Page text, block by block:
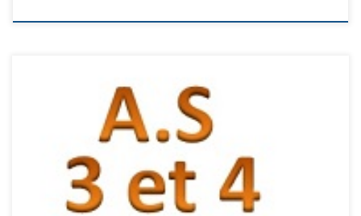
Viviez, boulodrome du Crouzet. Finale départementale des AS
M3/M4 samedi 11 avril 2026. Jet du but 8h30 Demi finales :
Decazeville1 18 – Millau PM 22 & Decazeville2 23 – Viviez/Rodez
17. Finale : Decazeville2 24 / Millau PM 16. 6 ème journée : Poule 1
: Decazeville1 30 / […]